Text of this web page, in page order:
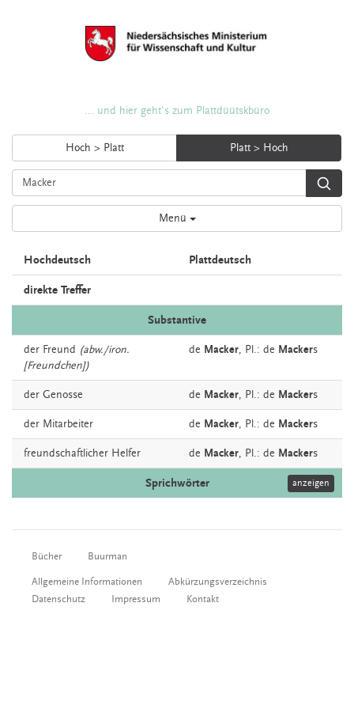
... und hier geht's zum Plattdüütskbüro
Hoch > Platt Platt > Hoch
Menü
Hochdeutsch Plattdeutsch
direkte Treffer
Substantive
der Freund (abw./iron.
[Freundchen])
de Macker, Pl.: de Mackers
der Genosse de Macker, Pl.: de Mackers
der Mitarbeiter de Macker, Pl.: de Mackers
freundschaftlicher Helfer de Macker, Pl.: de Mackers
Sprichwörter anzeigen
Bücher Buurman
Allgemeine Informationen
Abkürzungsverzeichnis
Datenschutz
Impressum Kontakt